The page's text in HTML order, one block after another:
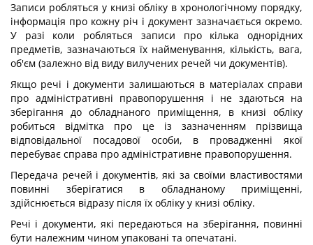
Записи робляться у книзі обліку в хронологічному порядку,
інформація про кожну річ і документ зазначається окремо.
У разі коли робляться записи про кілька однорідних
предметів, зазначаються їх найменування, кількість, вага,
об'єм (залежно від виду вилучених речей чи документів).
Якщо речі і документи залишаються в матеріалах справи
про адміністративні правопорушення і не здаються на
зберігання до обладнаного приміщення, в книзі обліку
робиться відмітка про це із зазначенням прізвища
відповідальної посадової особи, в провадженні якої
перебуває справа про адміністративне правопорушення.
Передача речей і документів, які за своїми властивостями
повинні зберігатися в обладнаному приміщенні,
здійснюється відразу після їх обліку у книзі обліку.
Речі і документи, які передаються на зберігання, повинні
бути належним чином упаковані та опечатані.